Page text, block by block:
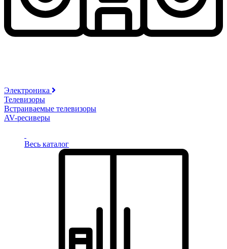
Электроника
Телевизоры
Встраиваемые телевизоры
AV-ресиверы
Весь каталог